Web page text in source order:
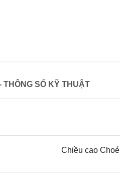
- THÔNG SỐ KỸ THUẬT
Chiều cao Choé